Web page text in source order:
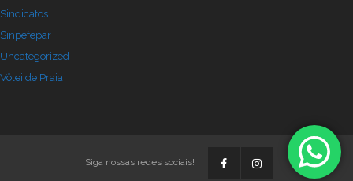
Sindicatos
Sinpefepar
Uncategorized
Vôlei de Praia
Siga nossas redes sociais!